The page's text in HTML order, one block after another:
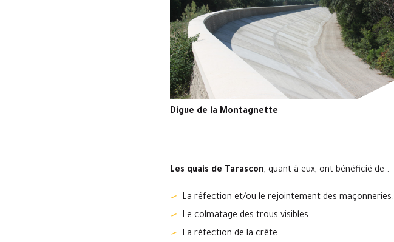
Digue de la Montagnette
Les quais de Tarascon, quant à eux, ont bénéficié de :
La réfection et/ou le rejointement des maçonneries.
Le colmatage des trous visibles.
La réfection de la crête.